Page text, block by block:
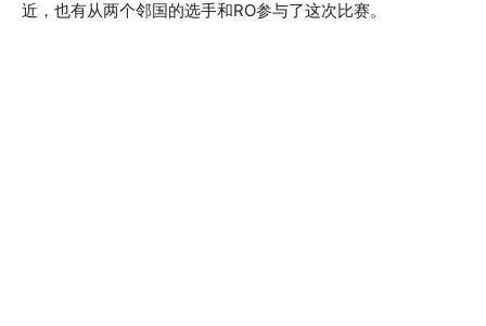
近，也有从两个邻国的选手和RO参与了这次比赛。